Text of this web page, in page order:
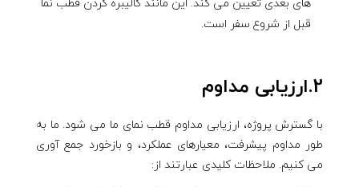
های بعدی تعیین می کند. این مانند کالیبره کردن قطب نما
قبل از شروع سفر است.
2.ارزیابی مداوم
با گسترش پروژه، ارزیابی مداوم قطب نمای ما می شود. ما به
طور مداوم پیشرفت، معیارهای عملکرد، و بازخورد جمع آوری
می کنیم. ملاحظات کلیدی عبارتند از: